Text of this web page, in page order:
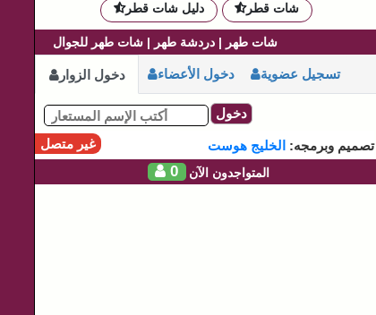
دليل شات قطر
شات قطر
شات طهر | دردشة طهر | شات طهر للجوال
دخول الزوار دخول الأعضاء تسجيل عضوية
دخول
غير متصل
تصميم وبرمجه: الخليج هوست
0 المتواجدون الآن